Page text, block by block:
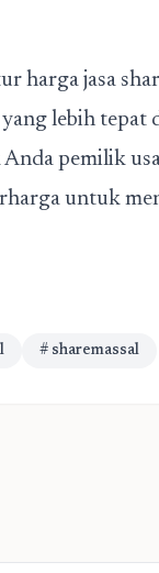
harga jasa
lebih
pemilik
untuk
# sharemassal